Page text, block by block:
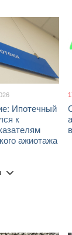
Ипотечный
к
ажиотажа